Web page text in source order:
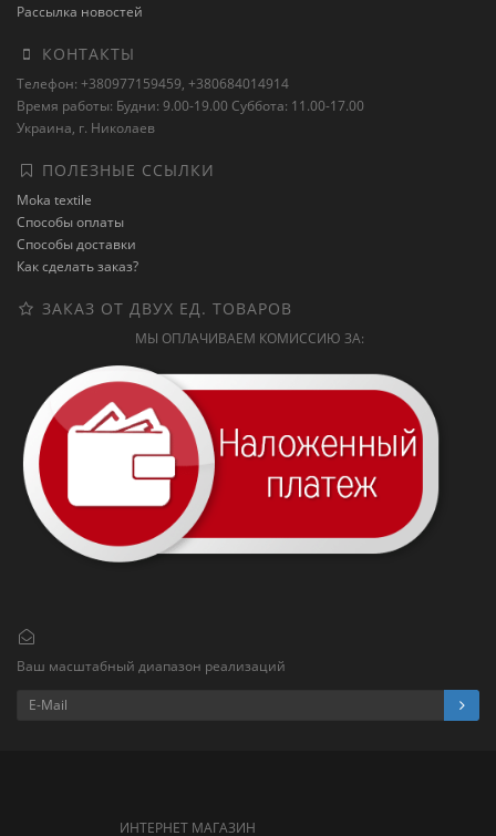
Рассылка новостей
КОНТАКТЫ
Телефон: +380977159459, +380684014914
Время работы: Будни: 9.00-19.00 Суббота: 11.00-17.00
Украина, г. Николаев
ПОЛЕЗНЫЕ ССЫЛКИ
Moka textile
Способы оплаты
Способы доставки
Как сделать заказ?
ЗАКАЗ ОТ ДВУХ ЕД. ТОВАРОВ
МЫ ОПЛАЧИВАЕМ КОМИССИЮ ЗА:
Ваш масштабный диапазон реализаций
ИНТЕРНЕТ МАГАЗИН